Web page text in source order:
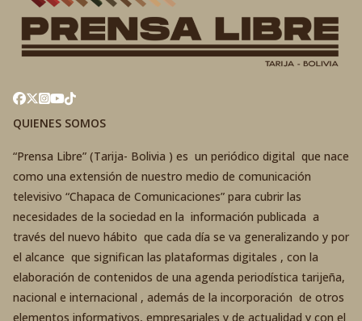
QUIENES SOMOS
“Prensa Libre” (Tarija- Bolivia ) es un periódico digital que nace
como una extensión de nuestro medio de comunicación
televisivo “Chapaca de Comunicaciones” para cubrir las
necesidades de la sociedad en la información publicada a
través del nuevo hábito que cada día se va generalizando y por
el alcance que significan las plataformas digitales , con la
elaboración de contenidos de una agenda periodística tarijeña,
nacional e internacional , además de la incorporación de otros
elementos informativos, empresariales y de actualidad y con el